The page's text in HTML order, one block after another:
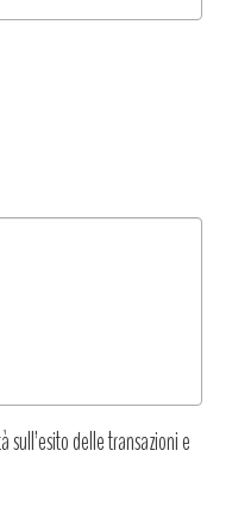
sull’esito delle transazioni e